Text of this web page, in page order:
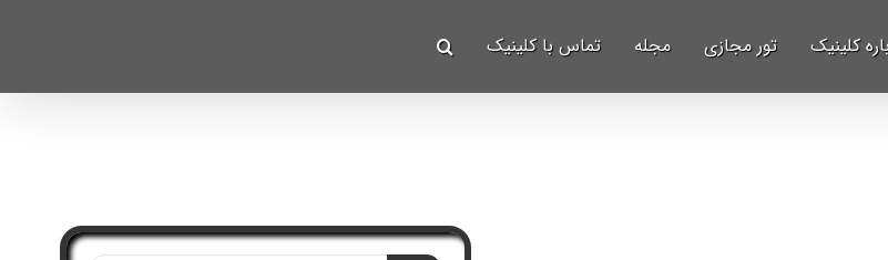
کلینیک تور مجازی مجله تماس با کلینیک